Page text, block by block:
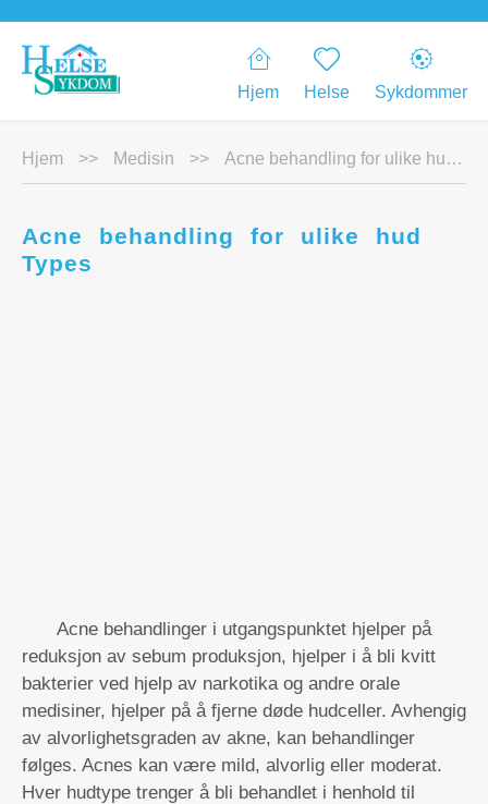
Hjem Helse Sykdommer
Hjem >> Medisin >> Acne behandling for ulike hud Types
Acne behandling for ulike hud
Types
Acne behandlinger i utgangspunktet hjelper på
reduksjon av sebum produksjon, hjelper i å bli kvitt
bakterier ved hjelp av narkotika og andre orale
medisiner, hjelper på å fjerne døde hudceller. Avhengig
av alvorlighetsgraden av akne, kan behandlinger
følges. Acnes kan være mild, alvorlig eller moderat.
Hver hudtype trenger å bli behandlet i henhold til